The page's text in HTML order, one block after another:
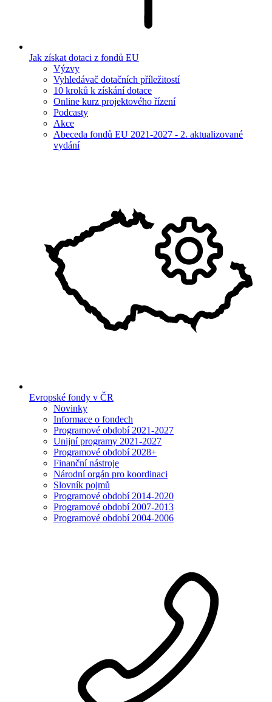
Jak získat dotaci z fondů EU
Výzvy
Vyhledávač dotačních příležitostí
10 kroků k získání dotace
Online kurz projektového řízení
Podcasty
Akce
Abeceda fondů EU 2021-2027 - 2. aktualizované
vydání
Evropské fondy v ČR
Novinky
Informace o fondech
Programové období 2021-2027
Unijní programy 2021-2027
Programové období 2028+
Finanční nástroje
Národní orgán pro koordinaci
Slovník pojmů
Programové období 2014-2020
Programové období 2007-2013
Programové období 2004-2006